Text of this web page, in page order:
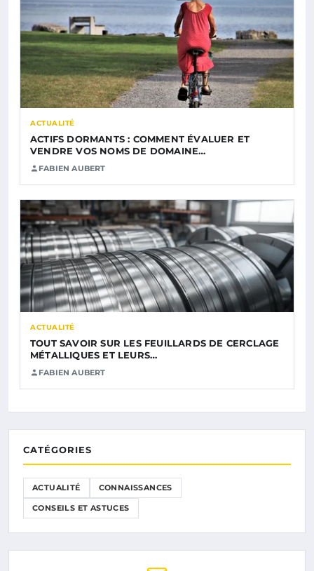
ACTUALITÉ
ACTIFS DORMANTS : COMMENT ÉVALUER ET
VENDRE VOS NOMS DE DOMAINE…
FABIEN AUBERT
ACTUALITÉ
TOUT SAVOIR SUR LES FEUILLARDS DE CERCLAGE
MÉTALLIQUES ET LEURS…
FABIEN AUBERT
CATÉGORIES
ACTUALITÉ CONNAISSANCES
CONSEILS ET ASTUCES